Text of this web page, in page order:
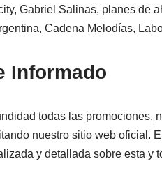
Gabriel Salinas, planes de
Cadena Melodías,
Informado
todas las promociones,
nuestro sitio web oficial.
y detallada sobre esta y